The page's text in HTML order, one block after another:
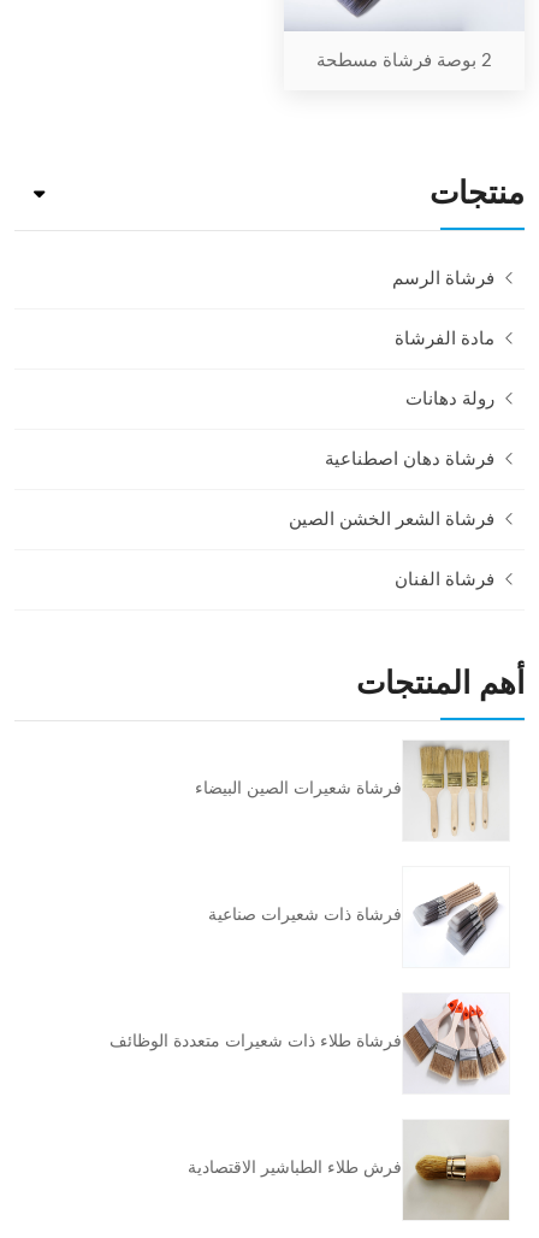
2 بوصة فرشاة مسطحة
منتجات
فرشاة الرسم
مادة الفرشاة
رولة دهانات
فرشاة دهان اصطناعية
فرشاة الشعر الخشن الصين
فرشاة الفنان
أهم المنتجات
فرشاة شعيرات الصين البيضاء
فرشاة ذات شعيرات صناعية
فرشاة طلاء ذات شعيرات متعددة الوظائف
فرش طلاء الطباشير الاقتصادية